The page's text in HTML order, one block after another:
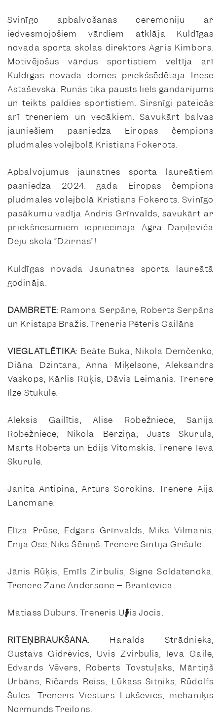
Svinīgo apbalvošanas ceremoniju ar
iedvesmojošiem vārdiem atklāja Kuldīgas
novada sporta skolas direktors Agris Kimbors.
Motivējošus vārdus sportistiem veltīja arī
Kuldīgas novada domes priekšsēdētāja Inese
Astaševska. Runās tika pausts liels gandarījums
un teikts paldies sportistiem. Sirsnīgi pateicās
arī treneriem un vecākiem. Savukārt balvas
jauniešiem pasniedza Eiropas čempions
pludmales volejbolā Kristians Fokerots.
Apbalvojumus jaunatnes sporta laureātiem
pasniedza 2024. gada Eiropas čempions
pludmales volejbolā Kristians Fokerots. Svinīgo
pasākumu vadīja Andris Grīnvalds, savukārt ar
priekšnesumiem iepriecināja Agra Daņiļeviča
Deju skola “Dzirnas”!
Kuldīgas novada Jaunatnes sporta laureātā
godināja:
DAMBRETE: Ramona Serpāne, Roberts Serpāns
un Kristaps Bražis. Treneris Pēteris Gailāns
VIEGLATLĒTIKA: Beāte Buka, Nikola Demčenko,
Diāna Dzintara, Anna Miķelsone, Aleksandrs
Vaskops, Kārlis Rūķis, Dāvis Leimanis. Trenere
Ilze Stukule.
Aleksis Gailītis, Alise Robežniece, Sanija
Robežniece, Nikola Bērziņa, Justs Skuruls,
Marts Roberts un Edijs Vitomskis. Trenere Ieva
Skurule.
Janita Antipina, Artūrs Sorokins. Trenere Aija
Lancmane.
Elīza Prūse, Edgars Grīnvalds, Miks Vilmanis,
Enija Ose, Niks Šēniņš. Trenere Sintija Grišule.
Jānis Rūķis, Emīls Zirbulis, Signe Soldatenoka.
Trenere Zane Andersone – Brantevica.
Matiass Duburs. Treneris Uģis Jocis.
RITEŅBRAUKŠANA: Haralds Strādnieks,
Gustavs Gidrēvics, Uvis Zvirbulis, Ieva Gaile,
Edvards Vēvers, Roberts Tovstuļaks, Mārtiņš
Urbāns, Ričards Reiss, Lūkass Sitņiks, Rūdolfs
Šulcs. Treneris Viesturs Lukševics, mehāniķis
Normunds Treilons.